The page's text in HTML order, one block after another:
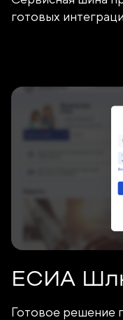
готовых
ЕСИА
Готовое решение